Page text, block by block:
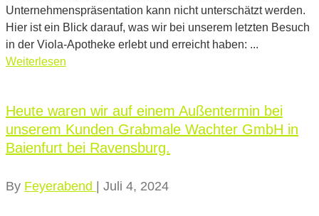
Unternehmenspräsentation kann nicht unterschätzt werden.
Hier ist ein Blick darauf, was wir bei unserem letzten Besuch
in der Viola-Apotheke erlebt und erreicht haben: ...
Weiterlesen
Heute waren wir auf einem Außentermin bei
unserem Kunden Grabmale Wachter GmbH in
Baienfurt bei Ravensburg.
By Feyerabend | Juli 4, 2024